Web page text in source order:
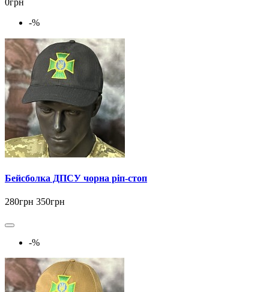
-%
Бейсболка ДПСУ чорна ріп-стоп
280грн 350грн
-%